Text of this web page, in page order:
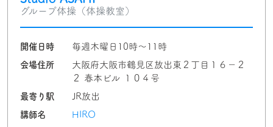
グループ体操（体操教室）
開催日時
毎週木曜日10時～11時
会場住所
大阪府大阪市鶴見区放出東２丁目１６−２
２ 春本ビル １０４号
最寄り駅
JR放出
講師名
HIRO